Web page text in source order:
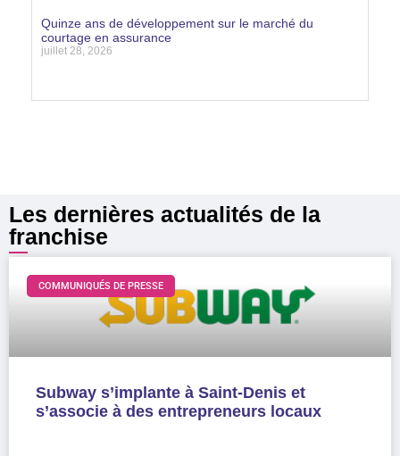
Quinze ans de développement sur le marché du
courtage en assurance
juillet 28, 2026
Les dernières actualités de la
franchise
COMMUNIQUÉS DE PRESSE
Subway s’implante à Saint-Denis et
s’associe à des entrepreneurs locaux